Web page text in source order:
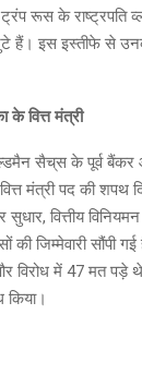
रूस के राष्ट्रपति
हैं। इस इस्तीफे से
के वित्त मंत्री
सैच्‌स के पूर्व बैंकर
मंत्री पद की शपथ
वित्तीय
की जिम्मेवारी सौंपी
विरोध में 47 मत
किया।